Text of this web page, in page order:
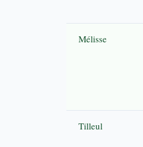
Mélisse
Tilleul